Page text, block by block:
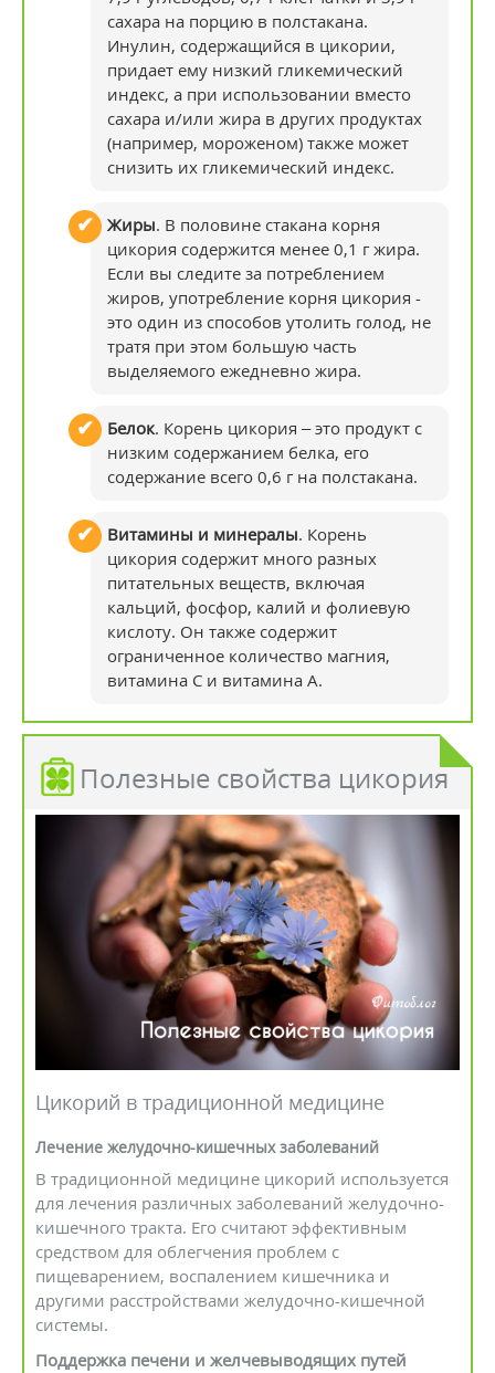
сахара на порцию в полстакана.
Инулин, содержащийся в цикории,
придает ему низкий гликемический
индекс, а при использовании вместо
сахара и/или жира в других продуктах
(например, мороженом) также может
снизить их гликемический индекс.
Жиры. В половине стакана корня
цикория содержится менее 0,1 г жира.
Если вы следите за потреблением
жиров, употребление корня цикория -
это один из способов утолить голод, не
тратя при этом большую часть
выделяемого ежедневно жира.
Белок. Корень цикория – это продукт с
низким содержанием белка, его
содержание всего 0,6 г на полстакана.
Витамины и минералы. Корень
цикория содержит много разных
питательных веществ, включая
кальций, фосфор, калий и фолиевую
кислоту. Он также содержит
ограниченное количество магния,
витамина С и витамина А.
Полезные свойства цикория
Цикорий в традиционной медицине
Лечение желудочно-кишечных заболеваний
В традиционной медицине цикорий используется
для лечения различных заболеваний желудочно-
кишечного тракта. Его считают эффективным
средством для облегчения проблем с
пищеварением, воспалением кишечника и
другими расстройствами желудочно-кишечной
системы.
Поддержка печени и желчевыводящих путей